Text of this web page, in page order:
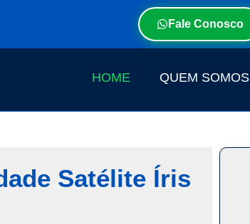
Fale Conosco
HOME QUEM SOMOS
Satélite Íris